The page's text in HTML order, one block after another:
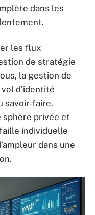
dans les
les flux
de stratégie
la gestion de
d’identité
savoir-faire.
sphère privée et
individuelle
dans une